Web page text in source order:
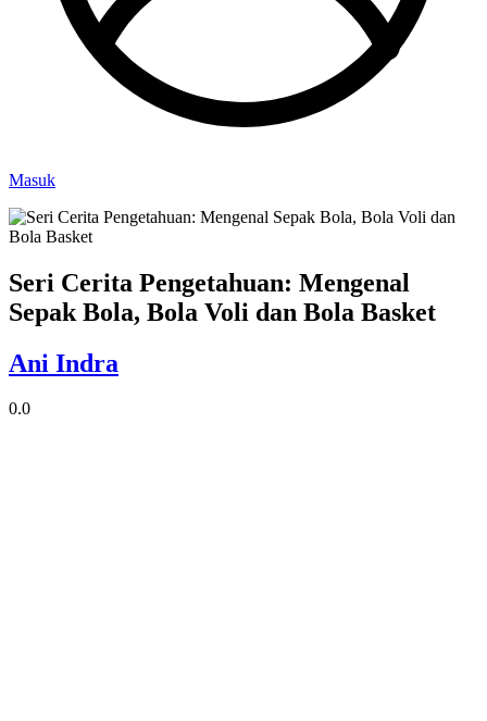
Masuk
Seri Cerita Pengetahuan: Mengenal
Sepak Bola, Bola Voli dan Bola Basket
Ani Indra
0.0